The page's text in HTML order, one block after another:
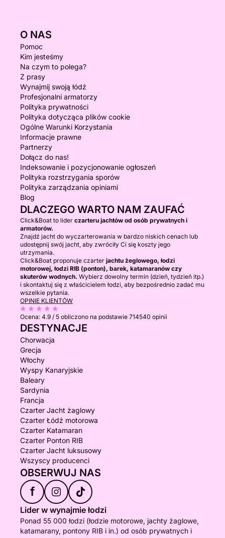
O NAS
Pomoc
Kim jesteśmy
Na czym to polega?
Z prasy
Wynajmij swoją łódź
Profesjonalni armatorzy
Polityka prywatności
Polityka dotycząca plików cookie
Ogólne Warunki Korzystania
Informacje prawne
Partnerzy
Dołącz do nas!
Indeksowanie i pozycjonowanie ogłoszeń
Polityka rozstrzygania sporów
Polityka zarządzania opiniami
Blog
DLACZEGO WARTO NAM ZAUFAĆ
Click&Boat to lider czarteru jachtów od osób prywatnych i
armatorów.
Znajdź jacht do wyczarterowania w bardzo niskich cenach lub
udostępnij swój jacht, aby zwróciły Ci się koszty jego
utrzymania.
Click&Boat proponuje czarter jachtu żeglowego, łodzi
motorowej, łodzi RIB (ponton), barek, katamaranów czy
skuterów wodnych. Wybierz dowolny termin (dzień, tydzień itp.)
i skontaktuj się z właścicielem łodzi, aby bezpośrednio zadać mu
wszelkie pytania.
OPINIE KLIENTÓW
Ocena: 4.9 / 5 obliczono na podstawie 714540 opinii
DESTYNACJE
Chorwacja
Grecja
Włochy
Wyspy Kanaryjskie
Baleary
Sardynia
Francja
Czarter Jacht żaglowy
Czarter Łódź motorowa
Czarter Katamaran
Czarter Ponton RIB
Czarter Jacht luksusowy
Wszyscy producenci
OBSERWUJ NAS
f
Lider w wynajmie łodzi
Ponad 55 000 łodzi (łodzie motorowe, jachty żaglowe,
katamarany, pontony RIB i in.) od osób prywatnych i